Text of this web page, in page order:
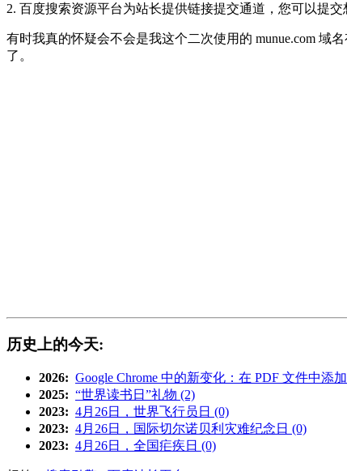
2. 百度搜索资源平台为站长提供链接提交通道，您可以提
有时我真的怀疑会不会是我这个二次使用的 munue.com 域
了。
历史上的今天:
2026: Google Chrome 中的新变化：在 PDF 文件中添
2025: “世界读书日”礼物 (2)
2023: 4月26日，世界飞行员日 (0)
2023: 4月26日，国际切尔诺贝利灾难纪念日 (0)
2023: 4月26日，全国疟疾日 (0)